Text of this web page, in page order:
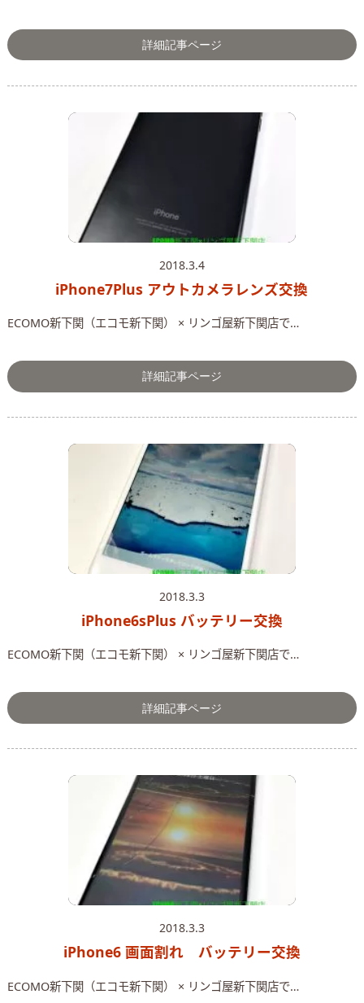
詳細記事ページ
2018.3.4
iPhone7Plus アウトカメラレンズ交換
ECOMO新下関（エコモ新下関） × リンゴ屋新下関店で…
詳細記事ページ
2018.3.3
iPhone6sPlus バッテリー交換
ECOMO新下関（エコモ新下関） × リンゴ屋新下関店で…
詳細記事ページ
2018.3.3
iPhone6 画面割れ バッテリー交換
ECOMO新下関（エコモ新下関） × リンゴ屋新下関店で…